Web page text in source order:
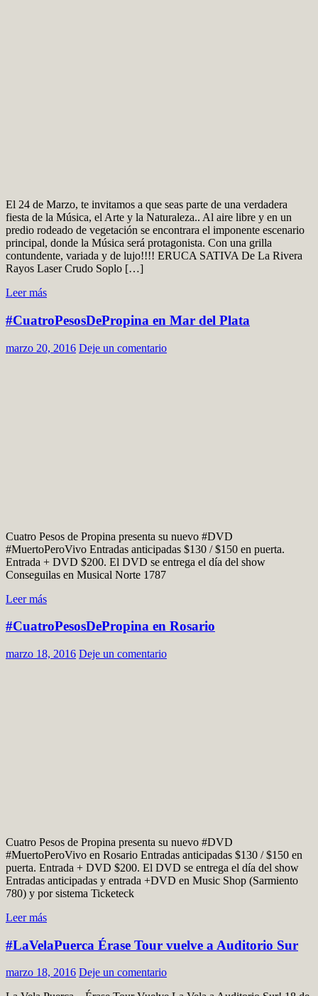
El 24 de Marzo, te invitamos a que seas parte de una verdadera
fiesta de la Música, el Arte y la Naturaleza.. Al aire libre y en un
predio rodeado de vegetación se encontrara el imponente escenario
principal, donde la Música será protagonista. Con una grilla
contundente, variada y de lujo!!!! ERUCA SATIVA De La Rivera
Rayos Laser Crudo Soplo […]
Leer más
#CuatroPesosDePropina en Mar del Plata
marzo 20, 2016 Deje un comentario
Cuatro Pesos de Propina presenta su nuevo #DVD
#MuertoPeroVivo Entradas anticipadas $130 / $150 en puerta.
Entrada + DVD $200. El DVD se entrega el día del show
Conseguilas en Musical Norte 1787
Leer más
#CuatroPesosDePropina en Rosario
marzo 18, 2016 Deje un comentario
Cuatro Pesos de Propina presenta su nuevo #DVD
#MuertoPeroVivo en Rosario Entradas anticipadas $130 / $150 en
puerta. Entrada + DVD $200. El DVD se entrega el día del show
Entradas anticipadas y entrada +DVD en Music Shop (Sarmiento
780) y por sistema Ticketeck
Leer más
#LaVelaPuerca Érase Tour vuelve a Auditorio Sur
marzo 18, 2016 Deje un comentario